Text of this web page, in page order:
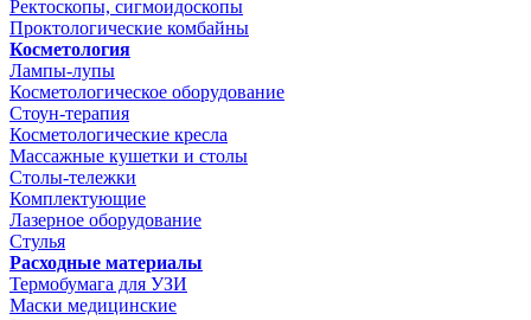
Ректоскопы, сигмоидоскопы
Проктологические комбайны
Косметология
Лампы-лупы
Косметологическое оборудование
Стоун-терапия
Косметологические кресла
Массажные кушетки и столы
Столы-тележки
Комплектующие
Лазерное оборудование
Стулья
Расходные материалы
Термобумага для УЗИ
Маски медицинские